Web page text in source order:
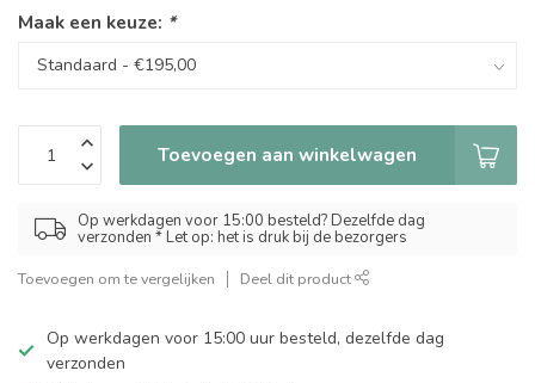
Maak een keuze: *
Toevoegen aan winkelwagen
Op werkdagen voor 15:00 besteld? Dezelfde dag
verzonden * Let op: het is druk bij de bezorgers
Toevoegen om te vergelijken Deel dit product
Op werkdagen voor 15:00 uur besteld, dezelfde dag
verzonden